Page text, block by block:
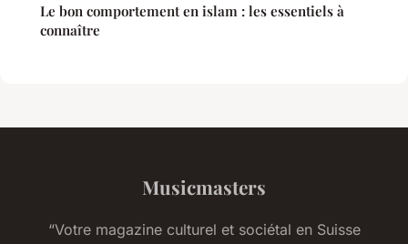
Le bon comportement en islam : les essentiels à
connaître
Musicmasters
“Votre magazine culturel et sociétal en Suisse